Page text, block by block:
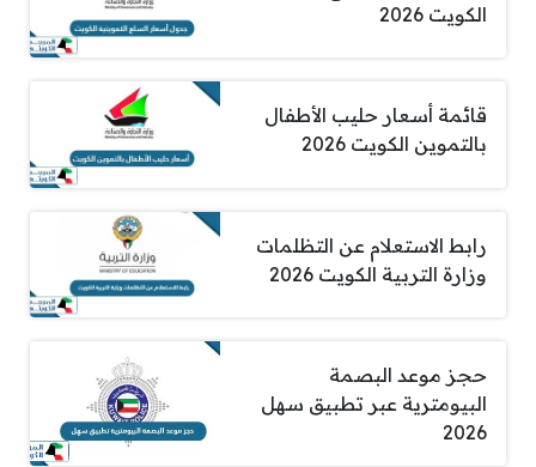
الكويت 2026
قائمة أسعار حليب الأطفال
بالتموين الكويت 2026
رابط الاستعلام عن التظلمات
وزارة التربية الكويت 2026
حجز موعد البصمة
البيومترية عبر تطبيق سهل
2026